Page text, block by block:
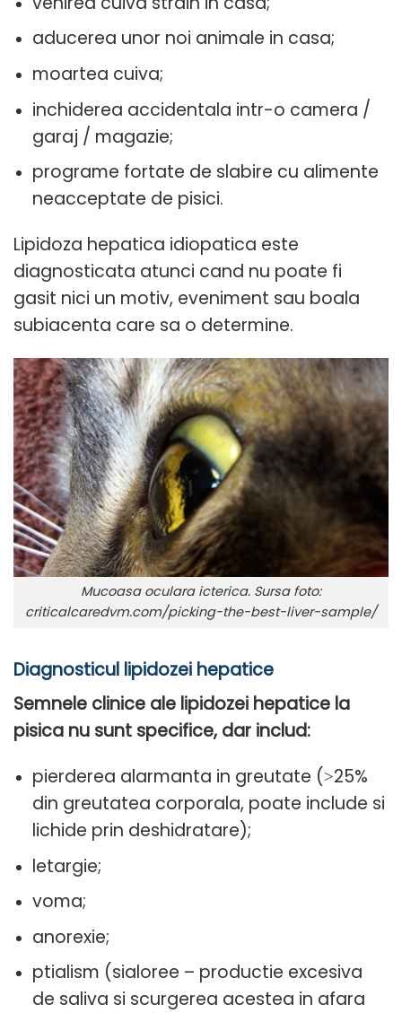
aducerea unor noi animale in casa;
moartea cuiva;
inchiderea accidentala intr-o camera /
garaj / magazie;
programe fortate de slabire cu alimente
neacceptate de pisici.
Lipidoza hepatica idiopatica este
diagnosticata atunci cand nu poate fi
gasit nici un motiv, eveniment sau boala
subiacenta care sa o determine.
Mucoasa oculara icterica. Sursa foto:
criticalcaredvm.com/picking-the-best-liver-sample/
Diagnosticul lipidozei hepatice
Semnele clinice ale lipidozei hepatice la
pisica nu sunt specifice, dar includ:
pierderea alarmanta in greutate (˃25%
din greutatea corporala, poate include si
lichide prin deshidratare);
letargie;
voma;
anorexie;
ptialism (sialoree – productie excesiva
de saliva si scurgerea acestea in afara